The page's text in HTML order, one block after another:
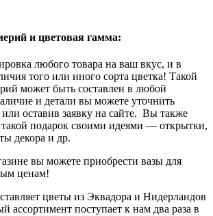
и цветовая гамма:
любого товара на ваш вкус, и в
того или иного сорта цветка! Такой
может быть составлен в любой
и детали вы можете уточнить
оставив заявку на сайте. Вы также
подарок своими идеями — открытки,
декора и др.
вы можете приобрести вазы для
ценам!
цветы из Эквадора и Нидерландов
ассортимент поступает к нам два раза в